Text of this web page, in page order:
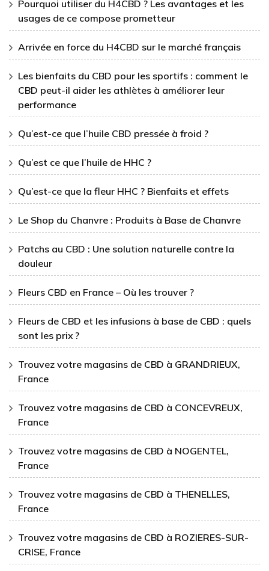
Pourquoi utiliser du H4CBD ? Les avantages et les
usages de ce compose prometteur
Arrivée en force du H4CBD sur le marché français
Les bienfaits du CBD pour les sportifs : comment le
CBD peut-il aider les athlètes à améliorer leur
performance
Qu’est-ce que l’huile CBD pressée à froid ?
Qu’est ce que l’huile de HHC ?
Qu’est-ce que la fleur HHC ? Bienfaits et effets
Le Shop du Chanvre : Produits à Base de Chanvre
Patchs au CBD : Une solution naturelle contre la
douleur
Fleurs CBD en France – Où les trouver ?
Fleurs de CBD et les infusions à base de CBD : quels
sont les prix ?
Trouvez votre magasins de CBD à GRANDRIEUX,
France
Trouvez votre magasins de CBD à CONCEVREUX,
France
Trouvez votre magasins de CBD à NOGENTEL,
France
Trouvez votre magasins de CBD à THENELLES,
France
Trouvez votre magasins de CBD à ROZIERES-SUR-
CRISE, France